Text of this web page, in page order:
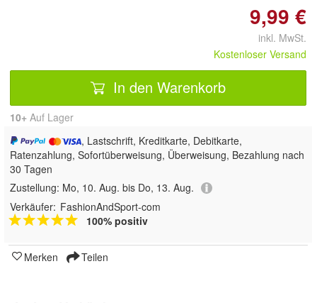
9,99 €
inkl. MwSt.
Kostenloser Versand
In den Warenkorb
10+ Auf Lager
, Lastschrift, Kreditkarte, Debitkarte,
Ratenzahlung, Sofortüberweisung, Überweisung, Bezahlung nach
30 Tagen
Zustellung: Mo, 10. Aug. bis Do, 13. Aug.
Verkäufer: FashionAndSport-com
100% positiv
Merken Teilen